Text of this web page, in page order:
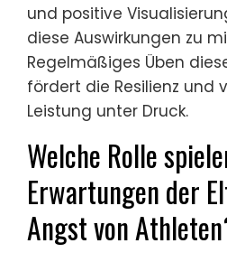
und positive
diese Auswirkungen zu
Regelmäßiges Üben
fördert die Resilienz und
Leistung unter Druck.
Welche Rolle
Erwartungen der
Angst von